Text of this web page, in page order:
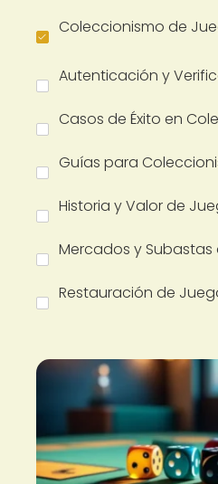
Coleccionismo de
Autenticación y
Casos de Éxito en
Guías para
Historia y Valor de
Mercados y
Restauración de